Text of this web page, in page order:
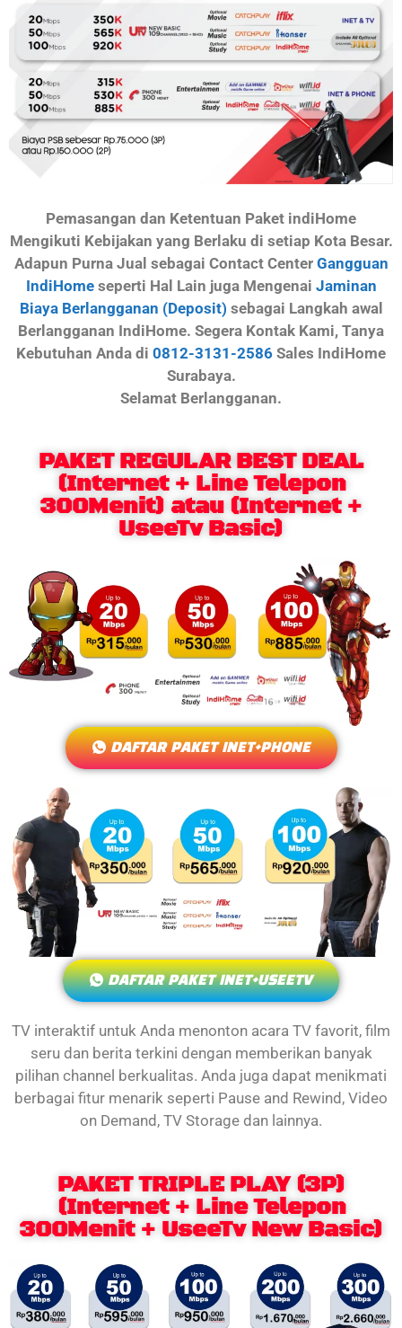
Pemasangan dan Ketentuan Paket indiHome
Mengikuti Kebijakan yang Berlaku di setiap Kota Besar.
Adapun Purna Jual sebagai Contact Center Gangguan
IndiHomeseperti Hal Lain juga Mengenai Jaminan
Biaya Berlangganan (Deposit) sebagai Langkah awal
Berlangganan IndiHome. Segera Kontak Kami, Tanya
Kebutuhan Anda di 0812-3131-2586 Sales IndiHome
Surabaya.
Selamat Berlangganan.
PAKET REGULAR BEST DEAL
(Internet + Line Telepon
300Menit) atau (Internet +
UseeTv Basic)
DAFTAR PAKET INET+PHONE
DAFTAR PAKET INET+USEETV
TV interaktif untuk Anda menonton acara TV favorit, film
seru dan berita terkini dengan memberikan banyak
pilihan channel berkualitas. Anda juga dapat menikmati
berbagai fitur menarik seperti Pause and Rewind, Video
on Demand, TV Storage dan lainnya.
PAKET TRIPLE PLAY (3P)
(Internet + Line Telepon
300Menit + UseeTv New Basic)